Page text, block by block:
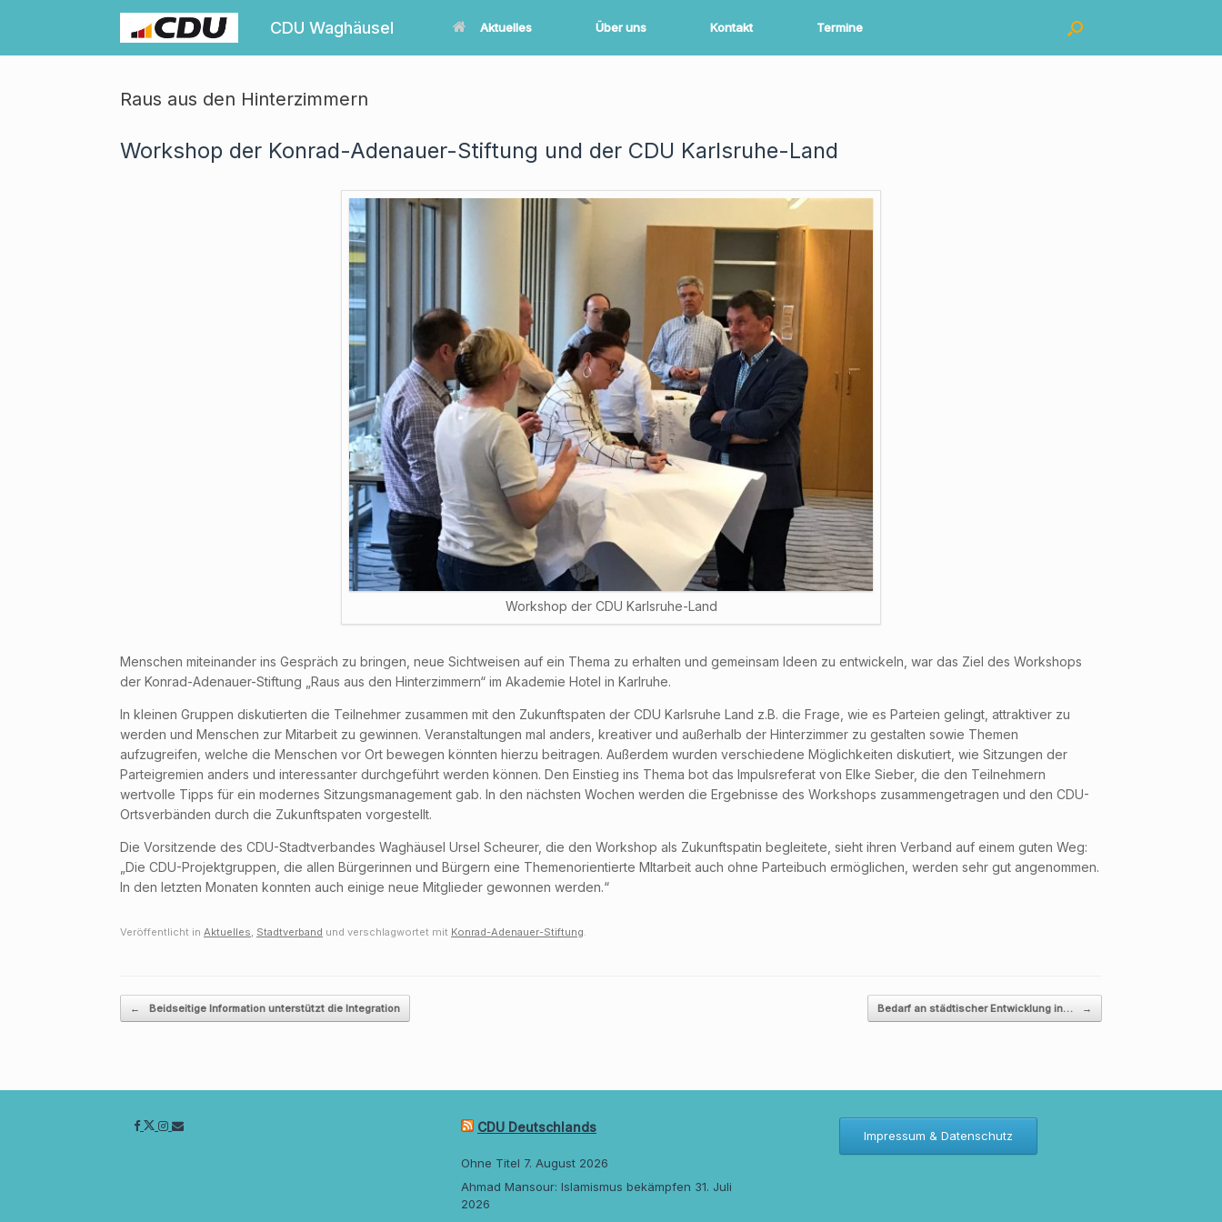
CDU Waghäusel Aktuelles Über uns Kontakt Termine
Raus aus den Hinterzimmern
Workshop der Konrad-Adenauer-Stiftung und der CDU Karlsruhe-Land
Workshop der CDU Karlsruhe-Land
Menschen miteinander ins Gespräch zu bringen, neue Sichtweisen auf ein Thema zu erhalten und gemeinsam Ideen zu entwickeln, war das Ziel des Workshops
der Konrad-Adenauer-Stiftung „Raus aus den Hinterzimmern“ im Akademie Hotel in Karlruhe.
In kleinen Gruppen diskutierten die Teilnehmer zusammen mit den Zukunftspaten der CDU Karlsruhe Land z.B. die Frage, wie es Parteien gelingt, attraktiver zu
werden und Menschen zur Mitarbeit zu gewinnen. Veranstaltungen mal anders, kreativer und außerhalb der Hinterzimmer zu gestalten sowie Themen
aufzugreifen, welche die Menschen vor Ort bewegen könnten hierzu beitragen. Außerdem wurden verschiedene Möglichkeiten diskutiert, wie Sitzungen der
Parteigremien anders und interessanter durchgeführt werden können. Den Einstieg ins Thema bot das Impulsreferat von Elke Sieber, die den Teilnehmern
wertvolle Tipps für ein modernes Sitzungsmanagement gab. In den nächsten Wochen werden die Ergebnisse des Workshops zusammengetragen und den CDU-
Ortsverbänden durch die Zukunftspaten vorgestellt.
Die Vorsitzende des CDU-Stadtverbandes Waghäusel Ursel Scheurer, die den Workshop als Zukunftspatin begleitete, sieht ihren Verband auf einem guten Weg:
„Die CDU-Projektgruppen, die allen Bürgerinnen und Bürgern eine Themenorientierte MItarbeit auch ohne Parteibuch ermöglichen, werden sehr gut angenommen.
In den letzten Monaten konnten auch einige neue Mitglieder gewonnen werden.“
Veröffentlicht in Aktuelles, Stadtverband und verschlagwortet mit Konrad-Adenauer-Stiftung.
Beitragsnavigation
← Beidseitige Information unterstützt die Integration Bedarf an städtischer Entwicklung in… →
CDU Deutschlands
Ohne Titel 7. August 2026
Ahmad Mansour: Islamismus bekämpfen 31. Juli
2026
Impressum & Datenschutz